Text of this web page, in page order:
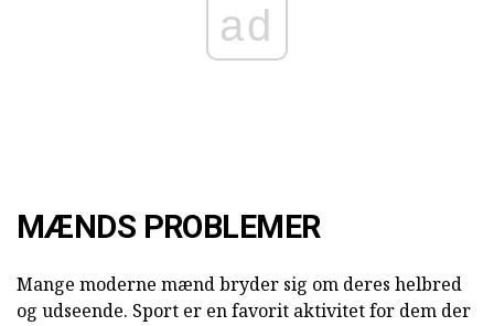
ad
MÆNDS PROBLEMER
Mange moderne mænd bryder sig om deres helbred
og udseende. Sport er en favorit aktivitet for dem der